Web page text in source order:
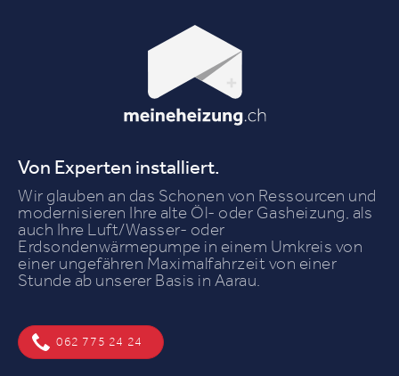
Von Experten installiert.
Wir glauben an das Schonen von Ressourcen und
modernisieren Ihre alte Öl- oder Gasheizung, als
auch Ihre Luft/Wasser- oder
Erdsondenwärmepumpe in einem Umkreis von
einer ungefähren Maximalfahrzeit von einer
Stunde ab unserer Basis in Aarau.
062 775 24 24